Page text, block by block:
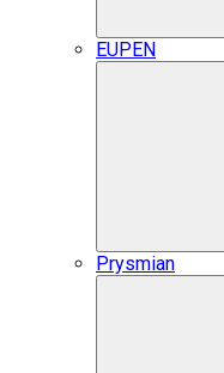
EUPEN
Prysmian